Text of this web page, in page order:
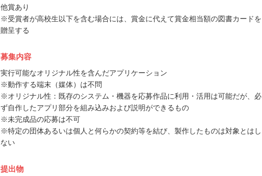
他賞あり
※受賞者が高校生以下を含む場合には、賞金に代えて賞金相当額の図書カードを
贈呈する
募集内容
実行可能なオリジナル性を含んだアプリケーション
※動作する端末（媒体）は不問
※オリジナル性：既存のシステム・機器を応募作品に利用・活用は可能だが、必
ず自作したアプリ部分を組み込みおよび説明ができるもの
※未完成品の応募は不可
※特定の団体あるいは個人と何らかの契約等を結び、製作したものは対象とはし
ない
提出物